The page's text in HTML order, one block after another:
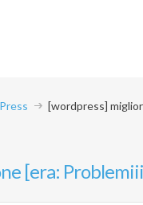
[wordpress]
[era: